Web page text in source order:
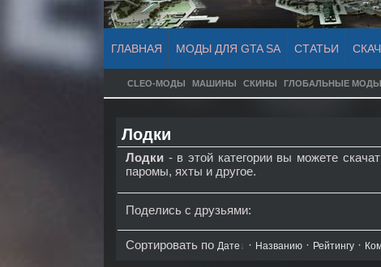
ГЛАВНАЯ МОДЫ ДЛЯ GTA SA СТАТЬИ
CLEO-МОДЫ МАШИНЫ СКИНЫ ГЛОБАЛЬНЫЕ МОДЫ
Лодки
Лодки - в этой категории вы можете
паромы, яхты и другое.
Поделись с друзьями:
Сортировать по Дате · Названию · Рейтингу ·